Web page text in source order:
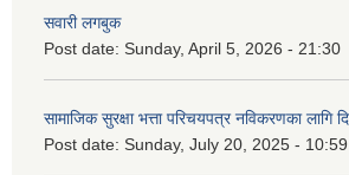
सवारी लगबुक
Post date: Sunday, April 5, 2026 - 21:30
सामाजिक सुरक्षा भत्ता परिचयपत्र नविकरणका लागि
Post date: Sunday, July 20, 2025 - 10:59